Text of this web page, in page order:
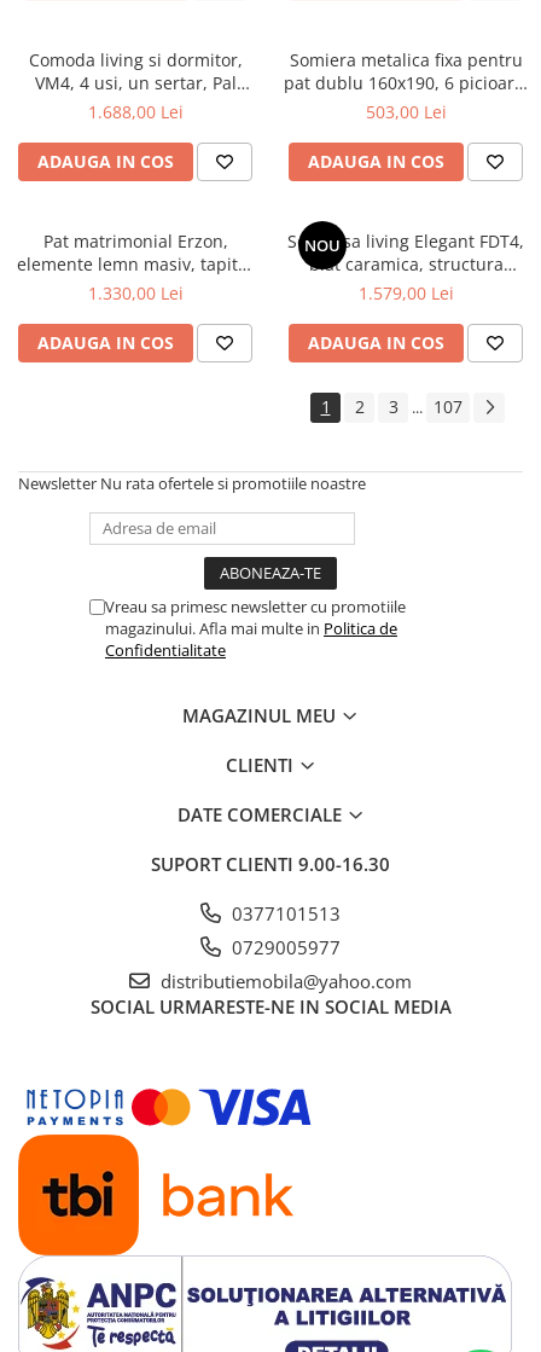
Comoda living si dormitor,
VM4, 4 usi, un sertar, Pal
melaminat, cu insertii MDF,
1.688,00 Lei
ADAUGA IN COS
Somiera metalica fixa pentru
pat dublu 160x190, 6 picioare,
30 lamele lemn fag, benzi
negru
503,00 Lei
ADAUGA IN COS
Pat matrimonial Erzon,
elemente lemn masiv, tapitat
cu stofa, cu somiera,140x200
1.330,00 Lei
ADAUGA IN COS
NOU
Set masa living Elegant FDT4,
blat caramica, structura
metalica, 140x80x75 cm,
FDC2, tapiterie catifea, 90 kg,
bej
1.579,00 Lei
ADAUGA IN COS
1 2 3 ... 107
Newsletter Nu rata ofertele si promotiile noastre
Vreau sa primesc newsletter cu promotiile
magazinului. Afla mai multe in Politica de
Confidentialitate
MAGAZINUL MEU
CLIENTI
DATE COMERCIALE
SUPORT CLIENTI 9.00-16.30
0377101513
0729005977
distributiemobila@yahoo.com
SOCIAL URMARESTE-NE IN SOCIAL MEDIA